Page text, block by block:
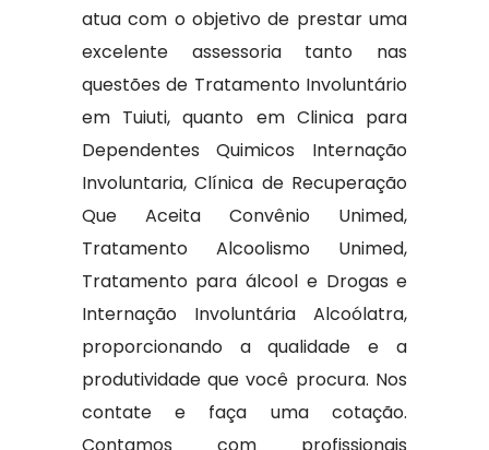
atua com o objetivo de prestar uma
excelente assessoria tanto nas
questões de Tratamento Involuntário
em Tuiuti, quanto em Clinica para
Dependentes Quimicos Internação
Involuntaria, Clínica de Recuperação
Que Aceita Convênio Unimed,
Tratamento Alcoolismo Unimed,
Tratamento para álcool e Drogas e
Internação Involuntária Alcoólatra,
proporcionando a qualidade e a
produtividade que você procura. Nos
contate e faça uma cotação.